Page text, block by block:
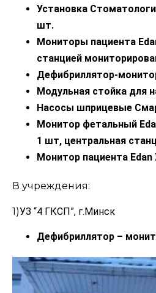
Установка
шт.
Мониторы пациента
станцией
Дефибриллятор-
Модульная стойка для
Насосы шприцевые
Монитор фетальный
1 шт, центральная
Монитор пациента
В учреждения:
1)УЗ “4 ГКСП”, г.Минск
Дефибриллятор –